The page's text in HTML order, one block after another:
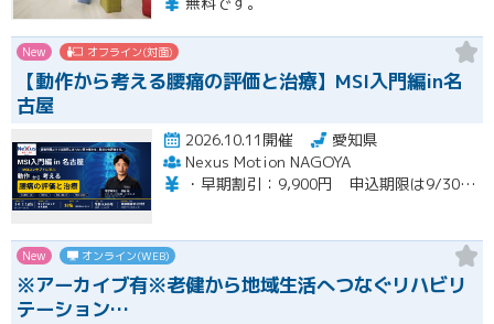
New オフライン(対面)
【動作から考える腰痛の評価と治療】MSI入門編in名
古屋
2026.10.11開催
愛知県
Nexus Motion NAGOYA
・早期割引：9,900円 申込期限は9/30（水）まで ・通常価格：12,100円 ・再受講：6,600円（MSI入門編受講歴のある方）※８名限定
New オンライン(WEB)
※アーカイブ有※老健から地域生活へつなぐリハビリ
テーション…